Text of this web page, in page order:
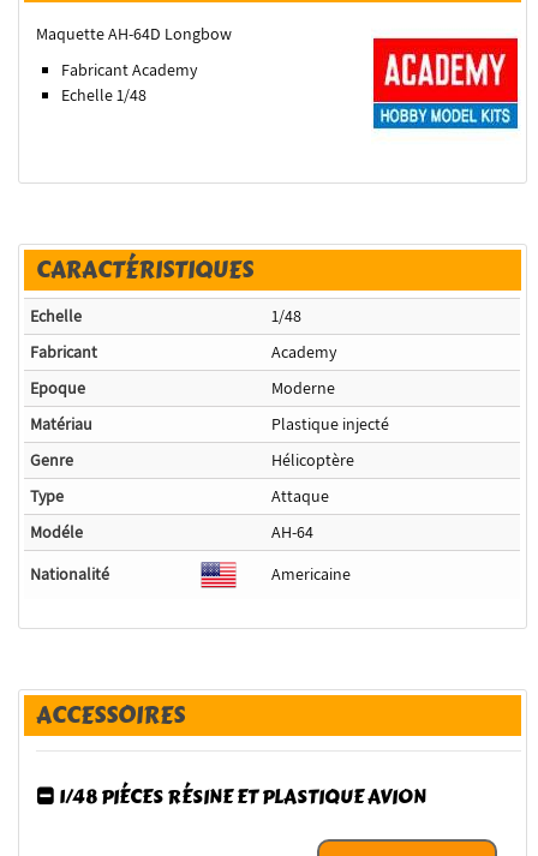
Maquette AH-64D Longbow
Fabricant Academy
Echelle 1/48
CARACTÉRISTIQUES
Echelle
1/48
Fabricant
Academy
Epoque
Moderne
Matériau
Plastique injecté
Genre
Hélicoptère
Type
Attaque
Modéle
AH-64
Nationalité
Americaine
ACCESSOIRES
1/48 PIÉCES RÉSINE ET PLASTIQUE AVION